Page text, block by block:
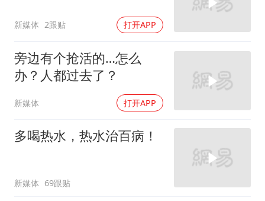
新媒体 2跟贴 打开APP
旁边有个抢活的…怎么
办？人都过去了？
新媒体 打开APP
多喝热水，热水治百病！
新媒体 69跟贴